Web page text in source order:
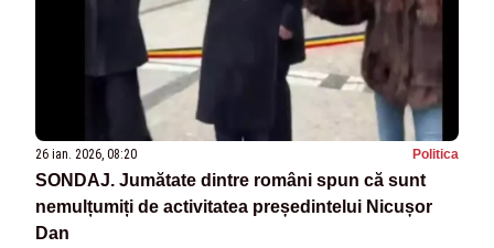
26 ian. 2026, 08:20 Politica
SONDAJ. Jumătate dintre români spun că sunt
nemulțumiți de activitatea președintelui Nicușor
Dan